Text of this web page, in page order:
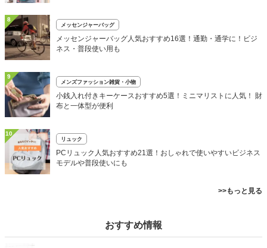
8
メッセンジャーバッグ
メッセンジャーバッグ人気おすすめ16選！通勤・通学に！ビジ
ネス・普段使い用も
9
メンズファッション雑貨・小物
小銭入れ付きキーケースおすすめ5選！ミニマリストに人気！ 財
布と一体型が便利
10
リュック
PCリュック人気おすすめ21選！おしゃれで使いやすいビジネス
モデルや普段使いにも
>>もっと見る
おすすめ情報